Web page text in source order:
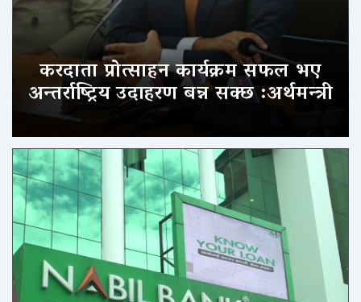
करदाता प्रोत्साहन कार्यक्रम सफल भए
अन्तर्राष्ट्रिय उदाहरण बन्न सक्छ :अर्थमन्त्री